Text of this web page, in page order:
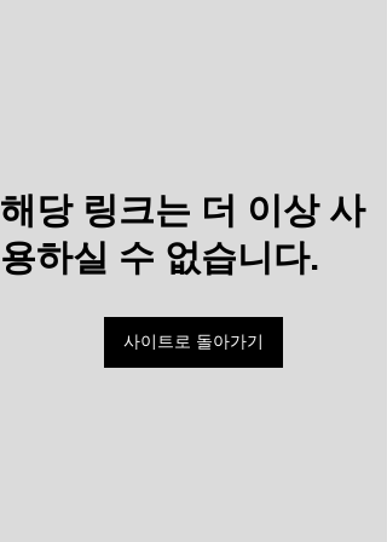
해당 링크는 더 이상 사
용하실 수 없습니다.
사이트로 돌아가기